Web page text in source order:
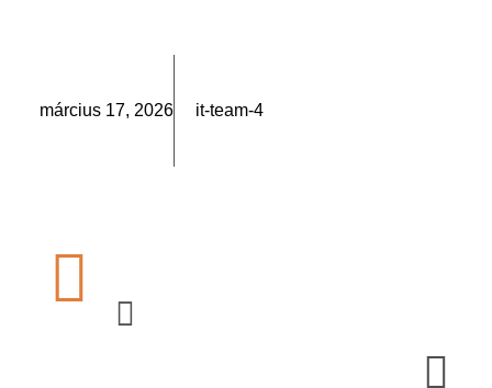
március 17, 2026 it-team-4